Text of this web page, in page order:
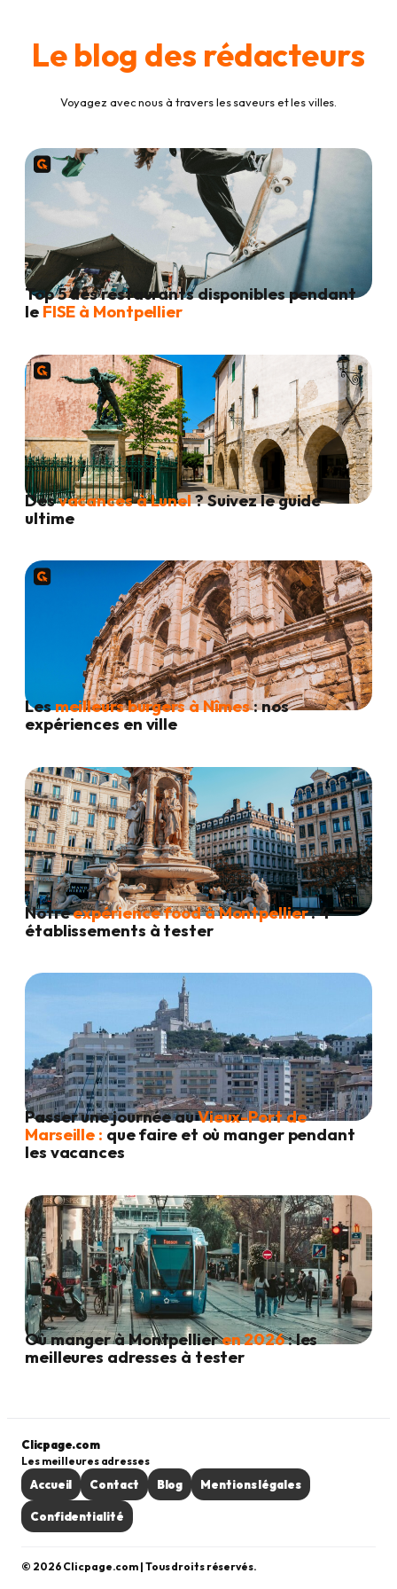
Le blog des rédacteurs
Voyagez avec nous à travers les saveurs et les villes.
Top 5 des restaurants disponibles pendant
le FISE à Montpellier
Desvacances à Lunel? Suivez le guide
ultime
Lesmeilleurs burgers à Nîmes: nos
expériences en ville
Notreexpérience food à Montpellier: 4
établissements à tester
Passer une journée auVieux-Port de
Marseille : que faire et où manger pendant
les vacances
Où manger à Montpellieren 2026: les
meilleures adresses à tester
Clicpage.com
Les meilleures adresses
Accueil Contact Blog Mentions légales
Confidentialité
© 2026 Clicpage.com | Tous droits réservés.